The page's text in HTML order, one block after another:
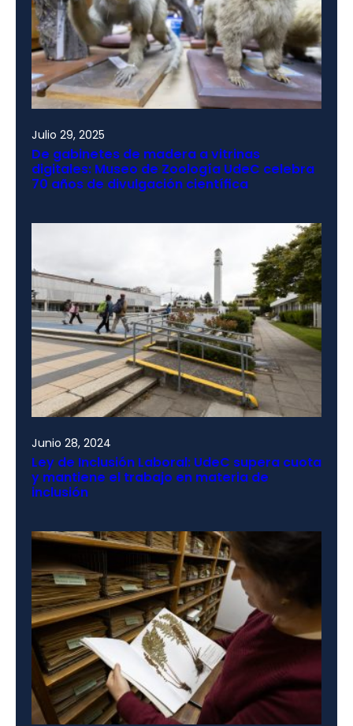
Julio 29, 2025
De gabinetes de madera a vitrinas
digitales: Museo de Zoología UdeC celebra
70 años de divulgación científica
Junio 28, 2024
Ley de Inclusión Laboral: UdeC supera cuota
y mantiene el trabajo en materia de
inclusión